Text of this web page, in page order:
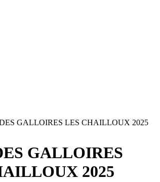
GALLOIRES LES CHAILLOUX 2025
GALLOIRES
2025